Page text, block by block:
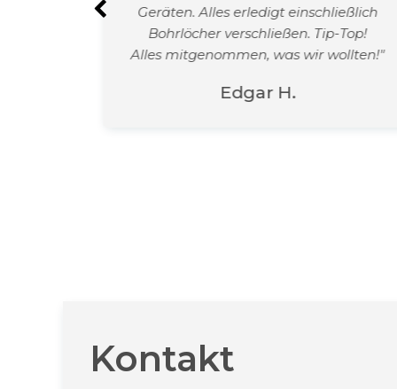
Geräten. Alles erledigt einschließlich
Bohrlöcher verschließen. Tip-Top!
Alles mitgenommen, was wir wollten!"
Edgar H.
Kontakt